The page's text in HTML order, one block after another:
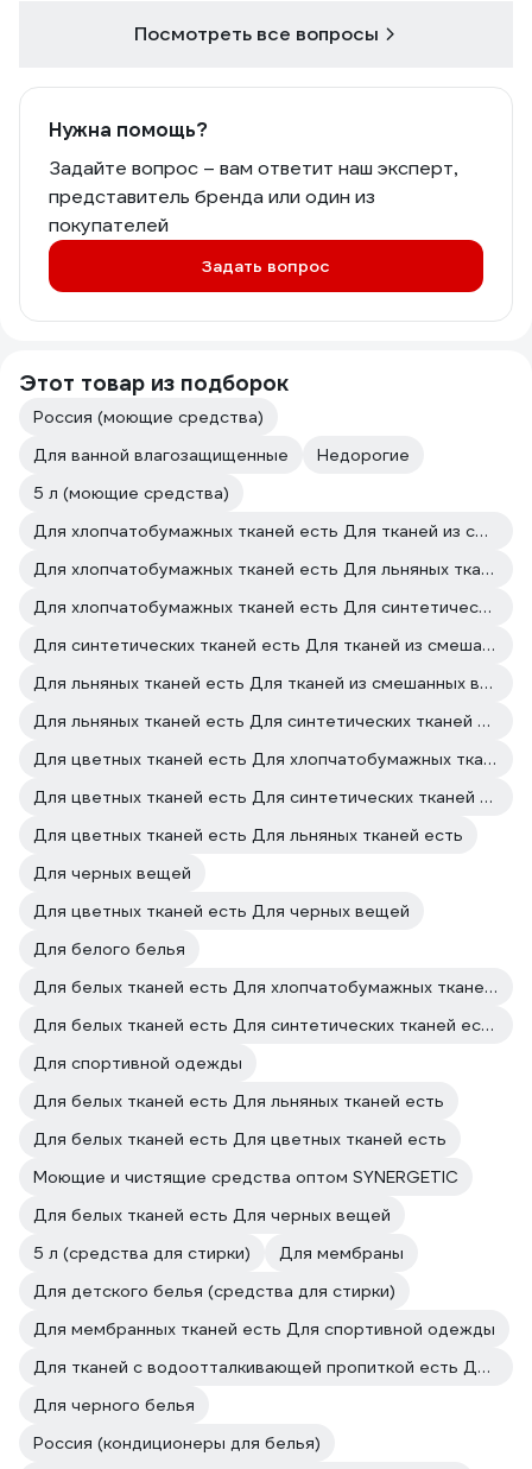
Посмотреть все вопросы
Нужна помощь?
Задайте вопрос – вам ответит наш эксперт,
представитель бренда или один из
покупателей
Задать вопрос
Этот товар из подборок
Россия (моющие средства)
Для ванной влагозащищенные
Недорогие
5 л (моющие средства)
Для хлопчатобумажных тканей есть Для тканей из смешанных волокон есть
Для хлопчатобумажных тканей есть Для льняных тканей есть
Для хлопчатобумажных тканей есть Для синтетических тканей есть
Для синтетических тканей есть Для тканей из смешанных волокон есть
Для льняных тканей есть Для тканей из смешанных волокон есть
Для льняных тканей есть Для синтетических тканей есть
Для цветных тканей есть Для хлопчатобумажных тканей есть
Для цветных тканей есть Для синтетических тканей есть
Для цветных тканей есть Для льняных тканей есть
Для черных вещей
Для цветных тканей есть Для черных вещей
Для белого белья
Для белых тканей есть Для хлопчатобумажных тканей есть
Для белых тканей есть Для синтетических тканей есть
Для спортивной одежды
Для белых тканей есть Для льняных тканей есть
Для белых тканей есть Для цветных тканей есть
Моющие и чистящие средства оптом SYNERGETIC
Для белых тканей есть Для черных вещей
5 л (средства для стирки)
Для мембраны
Для детского белья (средства для стирки)
Для мембранных тканей есть Для спортивной одежды
Для тканей с водоотталкивающей пропиткой есть Для мембранных тканей есть
Для черного белья
Россия (кондиционеры для белья)